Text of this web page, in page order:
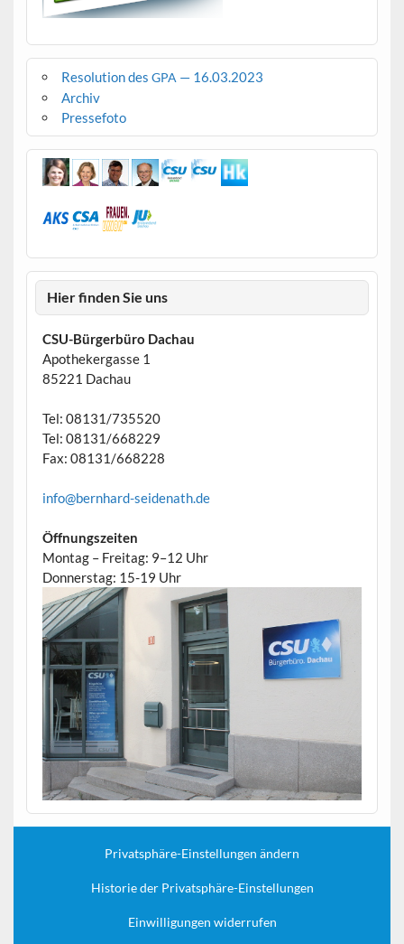
Resolution des GPA — 16.03.2023
Archiv
Pressefoto
Hier finden Sie uns
CSU-Bürgerbüro Dachau
Apothekergasse 1
85221 Dachau
Tel: 08131/735520
Tel: 08131/668229
Fax: 08131/668228
info@bernhard-seidenath.de
Öffnungszeiten
Montag – Freitag: 9–12 Uhr
Donnerstag: 15-19 Uhr
Privatsphäre-Einstellungen ändern
Historie der Privatsphäre-Einstellungen
Einwilligungen widerrufen